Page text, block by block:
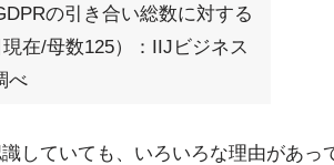
の引き合い総数に対する
在/母数125）：IIJビジネス
べ
識していても、いろいろな理由があ